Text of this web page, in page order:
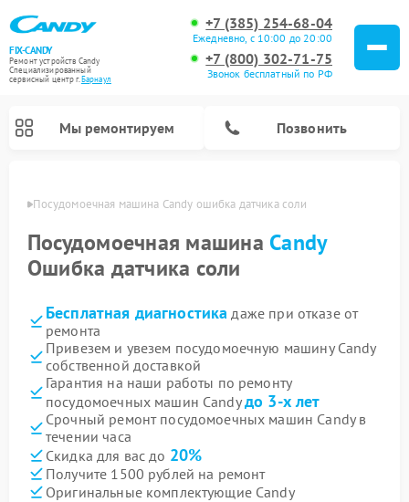
FIX-CANDY
Ремонт устройств Candy
Специализированный
cервисный центр г.Барнаул
+7 (385) 254-68-04
Ежедневно, с 10:00 до 20:00
+7 (800) 302-71-75
Звонок бесплатный по РФ
Мы ремонтируем Позвонить
Посудомоечная машина Candy ошибка датчика соли
Посудомоечная машина Candy
Ошибка датчика соли
Бесплатная диагностика даже при отказе от
ремонта
Привезем и увезем посудомоечную машину Candy
собственной доставкой
Гарантия на наши работы по ремонту
посудомоечных машин Candyдо 3-х лет
Срочный ремонт посудомоечных машин Candy в
течении часа
Скидка для вас до 20%
Получите 1500 рублей на ремонт
Оригинальные комплектующие Candy